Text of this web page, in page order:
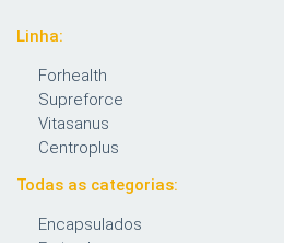
Linha:
Forhealth
Supreforce
Vitasanus
Centroplus
Todas as categorias:
Encapsulados